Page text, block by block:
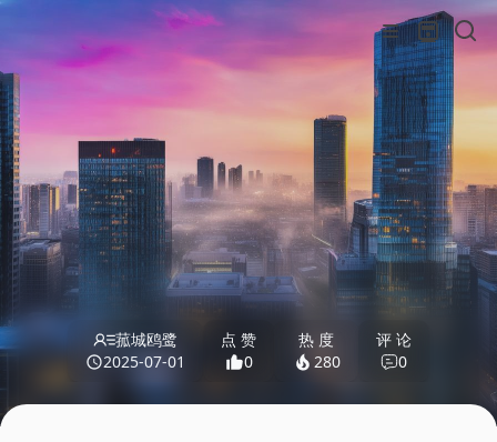
菰城鸥鹭
2025-07-01
点 赞
0
热 度
280
评 论
0